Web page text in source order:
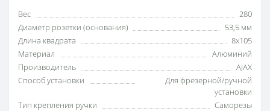
Вес
280
Диаметр розетки (основания)
53,5 мм
Длина квадрата
8x105
Материал
Алюминий
Производитель
AJAX
Способ установки
Для фрезерной/ручной
установки
Тип крепления ручки
Саморезы